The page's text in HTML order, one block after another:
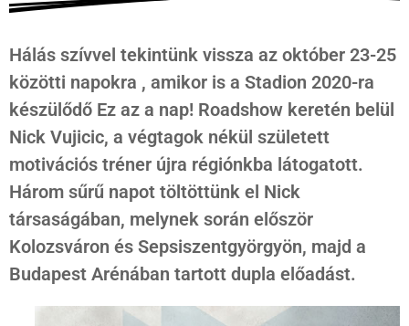
Hálás szívvel tekintünk vissza az október 23-25
közötti napokra , amikor is a Stadion 2020-ra
készülődő Ez az a nap! Roadshow keretén belül
Nick Vujicic, a végtagok nékül született
motivációs tréner újra régiónkba látogatott.
Három sűrű napot töltöttünk el Nick
társaságában, melynek során először
Kolozsváron és Sepsiszentgyörgyön, majd a
Budapest Arénában tartott dupla előadást.